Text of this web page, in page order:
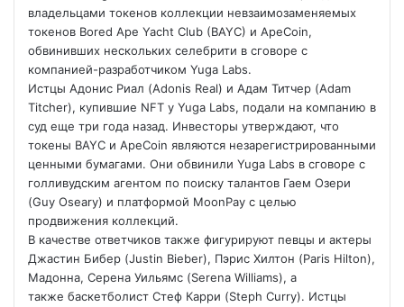
владельцами токенов коллекции невзаимозаменяемых
токенов Bored Ape Yacht Club (BAYC) и ApeCoin,
обвинивших нескольких селебрити в сговоре с
компанией-разработчиком Yuga Labs.
Истцы Адонис Риал (Adonis Real) и Адам Титчер (Adam
Titcher), купившие NFT у Yuga Labs, подали на компанию в
суд еще три года назад. Инвесторы утверждают, что
токены BAYC и ApeCoin являются незарегистрированными
ценными бумагами. Они обвинили Yuga Labs в сговоре с
голливудским агентом по поиску талантов Гаем Озери
(Guy Oseary) и платформой MoonPay с целью
продвижения коллекций.
В качестве ответчиков также фигурируют певцы и актеры
Джастин Бибер (Justin Bieber), Пэрис Хилтон (Paris Hilton),
Мадонна, Серена Уильямс (Serena Williams), а
также баскетболист Стеф Карри (Steph Curry). Истцы